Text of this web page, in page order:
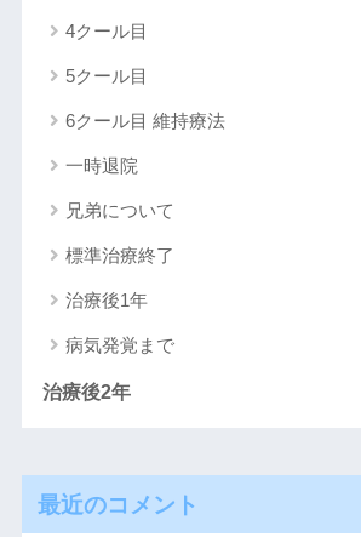
4クール目
5クール目
6クール目 維持療法
一時退院
兄弟について
標準治療終了
治療後1年
病気発覚まで
治療後2年
最近のコメント